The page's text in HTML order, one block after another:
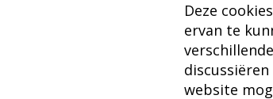
Deze
ervan te
website